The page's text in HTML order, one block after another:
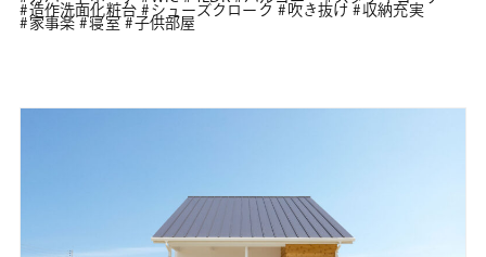
造作洗面化粧台
シューズクローク 吹き抜け
収納充実
家事楽
寝室 子供部屋